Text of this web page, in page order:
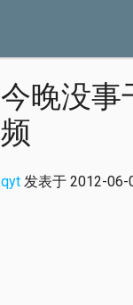
今晚没事
频
qyt 发表于 2012-06-